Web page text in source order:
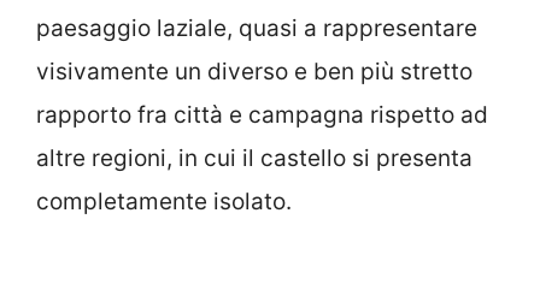
paesaggio laziale, quasi a rappresentare
visivamente un diverso e ben più stretto
rapporto fra città e campagna rispetto ad
altre regioni, in cui il castello si presenta
completamente isolato.